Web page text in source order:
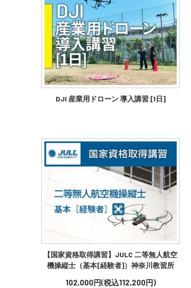
DJI 産業用ドローン 導入講習 [1日]
【国家資格取得講習】JULC 二等無人航空
機操縦士（基本[経験者]）神奈川教習所
102,000円(税込112,200円)